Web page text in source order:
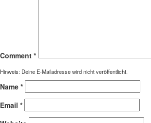
Comment *
Hinweis: Deine E-Mailadresse wird nicht veröffentlicht.
Name *
Email *